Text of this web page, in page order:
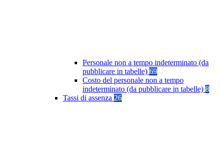
Personale non a tempo indeterminato (da
pubblicare in tabelle) 69
Costo del personale non a tempo
indeterminato (da pubblicare in tabelle) 8
Tassi di assenza 26